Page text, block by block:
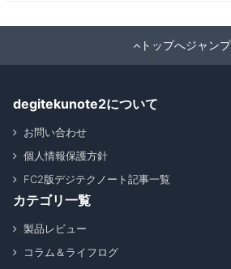
トップへジャンプ
degitekunote2について
お問い合わせ
個人情報保護方針
FC2版デジテクノート記事一覧
カテゴリ一覧
製品レビュー
コラム＆ライフログ